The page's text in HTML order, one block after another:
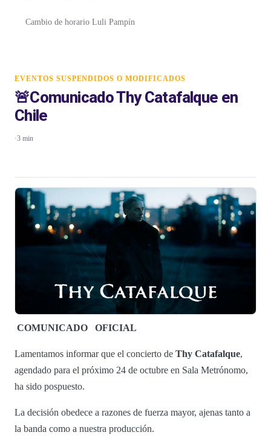
Cambio de horario Luli Pampín
EVENTOS SUSPENDIDOS O MODIFICADOS
🚨Comunicado Thy Catafalque en
Chile
·3 min
COMUNICADO OFICIAL
Lamentamos informar que el concierto de Thy Catafalque,
agendado para el próximo 24 de octubre en Sala Metrónomo,
ha sido pospuesto.
La decisión obedece a razones de fuerza mayor, ajenas tanto a
la banda como a nuestra producción.